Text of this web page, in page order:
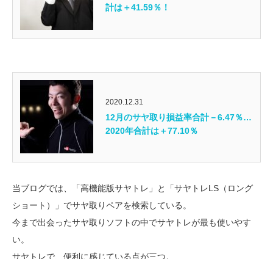
計は＋41.59％！
2020.12.31
12月のサヤ取り損益率合計－6.47％…
2020年合計は＋77.10％
当ブログでは、「高機能版サヤトレ」と「サヤトレLS（ロング
ショート）」でサヤ取りペアを検索している。
今まで出会ったサヤ取りソフトの中でサヤトレが最も使いやす
い。
サヤトレで、便利に感じている点が三つ。